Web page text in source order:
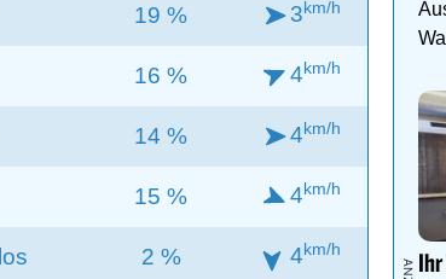
19 % 3km/h
16 % 4km/h
14 % 4km/h
15 % 4km/h
2 % 4km/h